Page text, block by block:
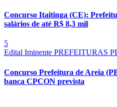
Concurso Itaitinga (CE):
salários de até R$ 8,3 mil
5
Edital Iminente PREFEITURAS
Concurso Prefeitura de Areia
banca CPCON prevista